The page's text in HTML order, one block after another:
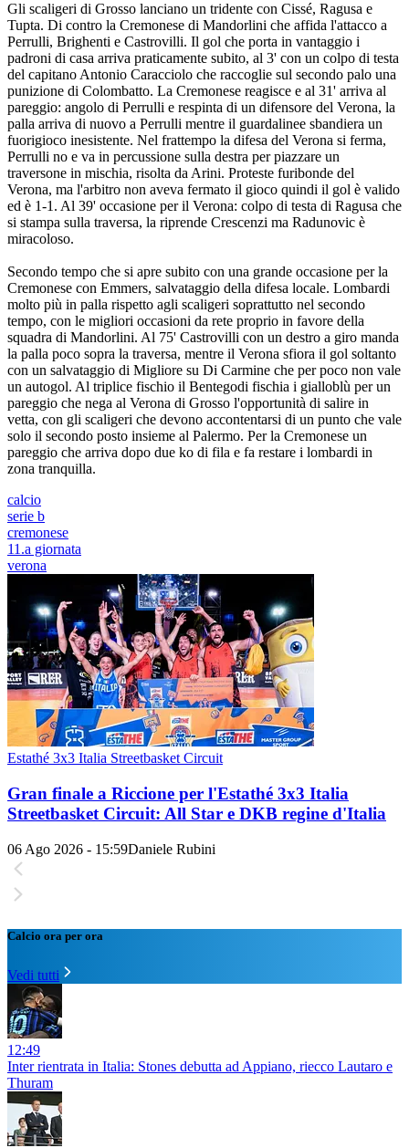
Gli scaligeri di Grosso lanciano un tridente con Cissé, Ragusa e
Tupta. Di contro la Cremonese di Mandorlini che affida l'attacco a
Perrulli, Brighenti e Castrovilli. Il gol che porta in vantaggio i
padroni di casa arriva praticamente subito, al 3' con un colpo di testa
del capitano Antonio Caracciolo che raccoglie sul secondo palo una
punizione di Colombatto. La Cremonese reagisce e al 31' arriva al
pareggio: angolo di Perrulli e respinta di un difensore del Verona, la
palla arriva di nuovo a Perrulli mentre il guardalinee sbandiera un
fuorigioco inesistente. Nel frattempo la difesa del Verona si ferma,
Perrulli no e va in percussione sulla destra per piazzare un
traversone in mischia, risolta da Arini. Proteste furibonde del
Verona, ma l'arbitro non aveva fermato il gioco quindi il gol è valido
ed è 1-1. Al 39' occasione per il Verona: colpo di testa di Ragusa che
si stampa sulla traversa, la riprende Crescenzi ma Radunovic è
miracoloso.
Secondo tempo che si apre subito con una grande occasione per la
Cremonese con Emmers, salvataggio della difesa locale. Lombardi
molto più in palla rispetto agli scaligeri soprattutto nel secondo
tempo, con le migliori occasioni da rete proprio in favore della
squadra di Mandorlini. Al 75' Castrovilli con un destro a giro manda
la palla poco sopra la traversa, mentre il Verona sfiora il gol soltanto
con un salvataggio di Migliore su Di Carmine che per poco non vale
un autogol. Al triplice fischio il Bentegodi fischia i gialloblù per un
pareggio che nega al Verona di Grosso l'opportunità di salire in
vetta, con gli scaligeri che devono accontentarsi di un punto che vale
solo il secondo posto insieme al Palermo. Per la Cremonese un
pareggio che arriva dopo due ko di fila e fa restare i lombardi in
zona tranquilla.
calcio
serie b
cremonese
11.a giornata
verona
Estathé 3x3 Italia Streetbasket Circuit
Gran finale a Riccione per l'Estathé 3x3 Italia
Streetbasket Circuit: All Star e DKB regine d'Italia
06 Ago 2026 - 15:59Daniele Rubini
Calcio ora per ora
Vedi tutti
12:49
Inter rientrata in Italia: Stones debutta ad Appiano, riecco Lautaro e
Thuram